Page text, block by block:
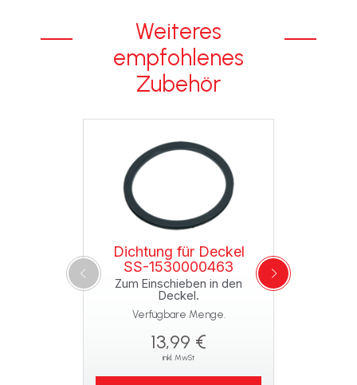
Weiteres
empfohlenes
Zubehör
Dichtung für Deckel
SS-1530000463
Zum Einschieben in den
Deckel.
Verfügbare Menge.
13,99 €
inkl. MwSt